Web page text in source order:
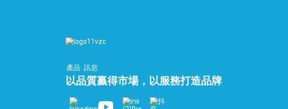
產品 訊息
以品質贏得市場，以服務打造品牌